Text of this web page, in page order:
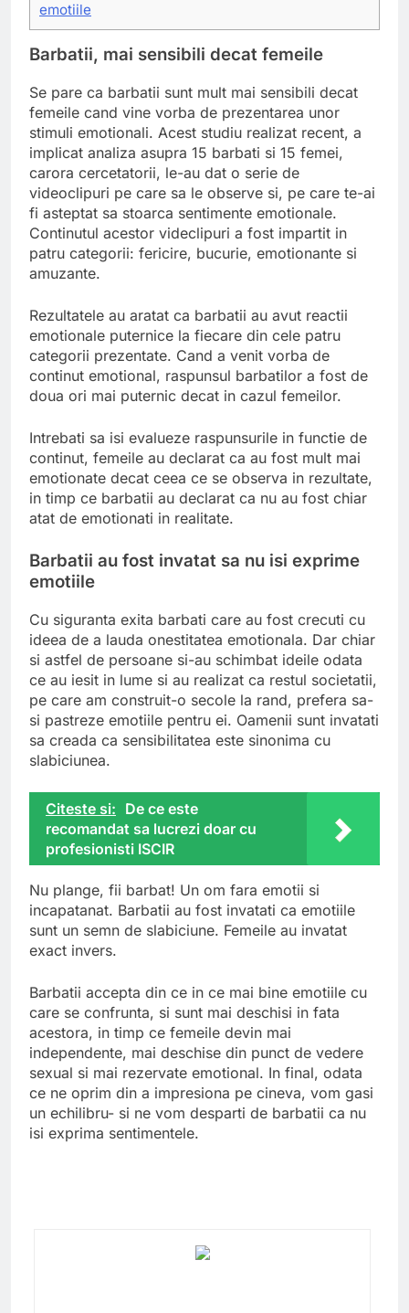
emotiile
Barbatii, mai sensibili decat femeile
Se pare ca barbatii sunt mult mai sensibili decat
femeile cand vine vorba de prezentarea unor
stimuli emotionali. Acest studiu realizat recent, a
implicat analiza asupra 15 barbati si 15 femei,
carora cercetatorii, le-au dat o serie de
videoclipuri pe care sa le observe si, pe care te-ai
fi asteptat sa stoarca sentimente emotionale.
Continutul acestor videclipuri a fost impartit in
patru categorii: fericire, bucurie, emotionante si
amuzante.
Rezultatele au aratat ca barbatii au avut reactii
emotionale puternice la fiecare din cele patru
categorii prezentate. Cand a venit vorba de
continut emotional, raspunsul barbatilor a fost de
doua ori mai puternic decat in cazul femeilor.
Intrebati sa isi evalueze raspunsurile in functie de
continut, femeile au declarat ca au fost mult mai
emotionate decat ceea ce se observa in rezultate,
in timp ce barbatii au declarat ca nu au fost chiar
atat de emotionati in realitate.
Barbatii au fost invatat sa nu isi exprime
emotiile
Cu siguranta exita barbati care au fost crecuti cu
ideea de a lauda onestitatea emotionala. Dar chiar
si astfel de persoane si-au schimbat ideile odata
ce au iesit in lume si au realizat ca restul societatii,
pe care am construit-o secole la rand, prefera sa-
si pastreze emotiile pentru ei. Oamenii sunt invatati
sa creada ca sensibilitatea este sinonima cu
slabiciunea.
Citeste si: De ce este
recomandat sa lucrezi doar cu
profesionisti ISCIR
Nu plange, fii barbat! Un om fara emotii si
incapatanat. Barbatii au fost invatati ca emotiile
sunt un semn de slabiciune. Femeile au invatat
exact invers.
Barbatii accepta din ce in ce mai bine emotiile cu
care se confrunta, si sunt mai deschisi in fata
acestora, in timp ce femeile devin mai
independente, mai deschise din punct de vedere
sexual si mai rezervate emotional. In final, odata
ce ne oprim din a impresiona pe cineva, vom gasi
un echilibru- si ne vom desparti de barbatii ca nu
isi exprima sentimentele.